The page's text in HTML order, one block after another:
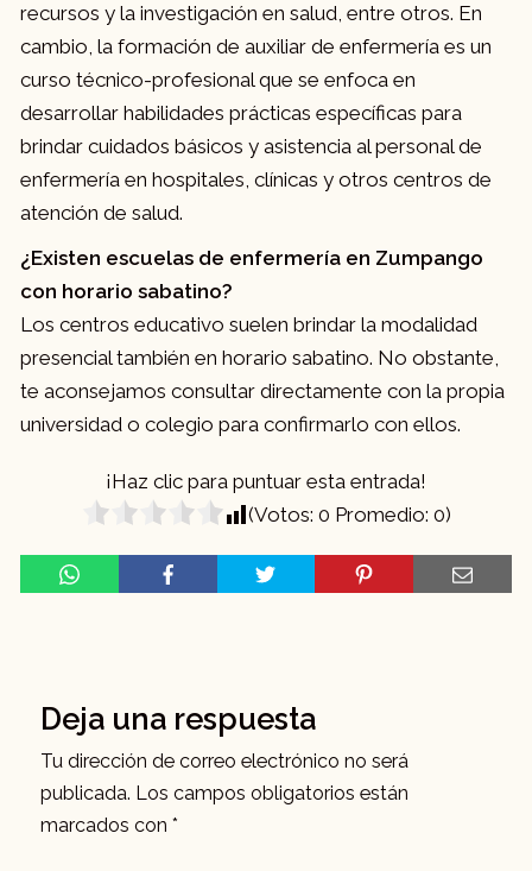
recursos y la investigación en salud, entre otros. En
cambio, la formación de auxiliar de enfermería es un
curso técnico-profesional que se enfoca en
desarrollar habilidades prácticas específicas para
brindar cuidados básicos y asistencia al personal de
enfermería en hospitales, clínicas y otros centros de
atención de salud.
¿Existen escuelas de enfermería en Zumpango
con horario sabatino?
Los centros educativo suelen brindar la modalidad
presencial también en horario sabatino. No obstante,
te aconsejamos consultar directamente con la propia
universidad o colegio para confirmarlo con ellos.
¡Haz clic para puntuar esta entrada!
(Votos: 0 Promedio: 0)
Deja una respuesta
Tu dirección de correo electrónico no será
publicada. Los campos obligatorios están
marcados con *